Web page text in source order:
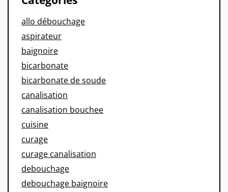
allo débouchage
aspirateur
baignoire
bicarbonate
bicarbonate de soude
canalisation
canalisation bouchee
cuisine
curage
curage canalisation
debouchage
debouchage baignoire